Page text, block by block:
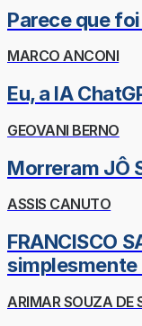
Parece que
MARCO ANCONI
Eu, a IA
GEOVANI BERNO
Morreram JÔ
ASSIS CANUTO
FRANCISCO
simplesmente
ARIMAR SOUZA DE